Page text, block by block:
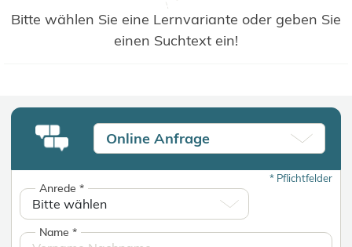
Bitte wählen Sie eine Lernvariante oder geben Sie
einen Suchtext ein!
Online Anfrage
*Pflichtfelder
Anrede*
Name*